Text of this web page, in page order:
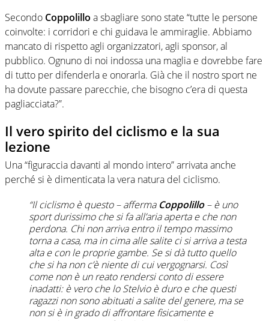
Secondo Coppolillo a sbagliare sono state “tutte le persone
coinvolte: i corridori e chi guidava le ammiraglie. Abbiamo
mancato di rispetto agli organizzatori, agli sponsor, al
pubblico. Ognuno di noi indossa una maglia e dovrebbe fare
di tutto per difenderla e onorarla. Già che il nostro sport ne
ha dovute passare parecchie, che bisogno c’era di questa
pagliacciata?”.
Il vero spirito del ciclismo e la sua
lezione
Una “figuraccia davanti al mondo intero” arrivata anche
perché si è dimenticata la vera natura del ciclismo.
“Il ciclismo è questo – afferma Coppolillo– è uno
sport durissimo che si fa all’aria aperta e che non
perdona. Chi non arriva entro il tempo massimo
torna a casa, ma in cima alle salite ci si arriva a testa
alta e con le proprie gambe. Se si dà tutto quello
che si ha non c’è niente di cui vergognarsi. Così
come non è un reato rendersi conto di essere
inadatti: è vero che lo Stelvio è duro e che questi
ragazzi non sono abituati a salite del genere, ma se
non si è in grado di affrontare fisicamente e